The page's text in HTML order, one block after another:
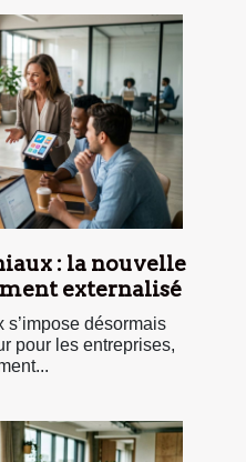
: la nouvelle
externalisé
désormais
pour les entreprises,